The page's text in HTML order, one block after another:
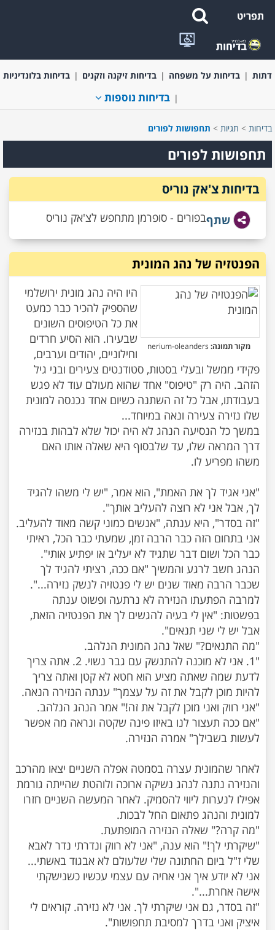
תפריט
בדיחות קצרות ומשפטים מצחיקים
דתות
בדיחות על משפחה בדיחות זיקנה וזקנים בדיחות בלונדיניות
בדיחות נוספות
בדיחות > תגיות > תחפושות לפורים
תחפושות לפורים
בדיחות צ'אק נוריס
בפורים - סופרמן מתחפש לצ'אק נוריסשתף
הפנטזיה של נהג המונית
מקור תמונה: nerium-oleanders
היו היה נהג מונית ירושלמי
שהספיק להכיר כבר כמעט
את כל הטיפוסים השונים
שבעירו. הוא הסיע חרדים
וחילוניים, יהודים וערבים,
פקידי ממשל ובעלי בסטות, סטודנטים צעירים ובני גיל
הזהב. היה רק "טיפוס" אחד שהוא מעולם עוד לא פגש
בעבודתו, אבל כל זה השתנה כשיום אחד נכנסה למונית
במשך כל הנסיעה הנהג לא היה יכול שלא לבהות בנזירה
דרך המראה שלו, עד שלבסוף היא שאלה אותו האם
"אני אגיד לך את האמת", הוא אמר, "יש לי משהו להגיד
"זה בסדר", היא ענתה, "אנשים כמוני קשה מאוד להעליב.
אני בתחום הזה כבר הרבה זמן, שמעתי כבר הכל, ראיתי
הנהג חשב לרגע והמשיך "אם ככה, רציתי להגיד לך
למרבה הפתעתו הנזירה לא נרתעה ופשוט ענתה
בפשטות: "אין לי בעיה להגשים לך את הפנטזיה הזאת,
"1. אני לא מוכנה להתנשק עם גבר נשוי. 2. אתה צריך
לדעת שמה שאתה מציע הוא חטא לא קטן ואתה צריך
"אם ככה תעצור לנו באיזו פינה שקטה ונראה מה אפשר
לאחר שהמונית עצרה בסמטה אפלה השניים יצאו מהרכב
והנזירה נתנה לנהג נשיקה ארוכה ולוהטת שהייתה גורמת
אפילו לנערות ליווי להסמיק. לאחר המעשה השניים חזרו
"שיקרתי לך!" הוא ענה, "אני לא רווק ונדרתי נדר לאבא
שלי ז"ל ביום החתונה שלי שלעולם לא אבגוד באשתי...
אני לא יודע איך אני אחיה עם עצמי עכשיו כשנישקתי
"זה בסדר, גם אני שיקרתי לך. אני לא נזירה. קוראים לי
איציק ואני בדרך למסיבת תחפושות".